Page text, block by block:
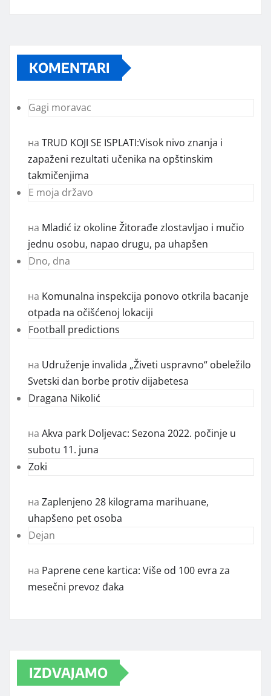
KOMENTARI
Gagi moravac
на TRUD KOJI SE ISPLATI:Visok nivo znanja i
zapaženi rezultati učenika na opštinskim
takmičenjima
E moja državo
на Mladić iz okoline Žitorađe zlostavljao i mučio
jednu osobu, napao drugu, pa uhapšen
Dno, dna
на Komunalna inspekcija ponovo otkrila bacanje
otpada na očišćenoj lokaciji
Football predictions
на Udruženje invalida „Živeti uspravno“ obeležilo
Svetski dan borbe protiv dijabetesa
Dragana Nikolić
на Akva park Doljevac: Sezona 2022. počinje u
subotu 11. juna
Zoki
на Zaplenjeno 28 kilograma marihuane,
uhapšeno pet osoba
Dejan
на Paprene cene kartica: Više od 100 evra za
mesečni prevoz đaka
IZDVAJAMO